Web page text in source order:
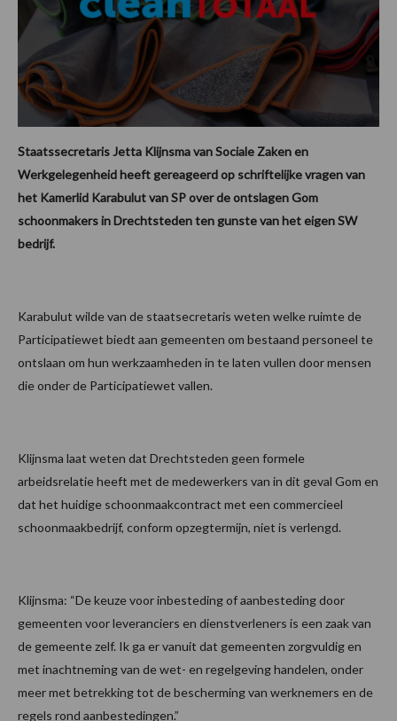
Staatssecretaris Jetta Klijnsma van Sociale Zaken en
Werkgelegenheid heeft gereageerd op schriftelijke vragen van
het Kamerlid Karabulut van SP over de ontslagen Gom
schoonmakers in Drechtsteden ten gunste van het eigen SW
bedrijf.
Karabulut wilde van de staatsecretaris weten welke ruimte de
Participatiewet biedt aan gemeenten om bestaand personeel te
ontslaan om hun werkzaamheden in te laten vullen door mensen
die onder de Participatiewet vallen.
Klijnsma laat weten dat Drechtsteden geen formele
arbeidsrelatie heeft met de medewerkers van in dit geval Gom en
dat het huidige schoonmaakcontract met een commercieel
schoonmaakbedrijf, conform opzegtermijn, niet is verlengd.
Klijnsma: “De keuze voor inbesteding of aanbesteding door
gemeenten voor leveranciers en dienstverleners is een zaak van
de gemeente zelf. Ik ga er vanuit dat gemeenten zorgvuldig en
met inachtneming van de wet- en regelgeving handelen, onder
meer met betrekking tot de bescherming van werknemers en de
regels rond aanbestedingen.”